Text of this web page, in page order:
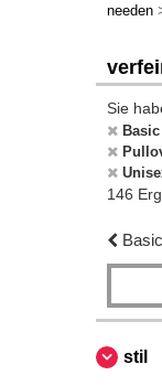
needen
Sie
146
stil